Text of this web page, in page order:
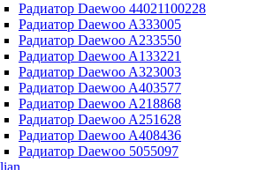
Радиатор Daewoo 44021100228
Радиатор Daewoo A333005
Радиатор Daewoo A233550
Радиатор Daewoo A133221
Радиатор Daewoo A323003
Радиатор Daewoo A403577
Радиатор Daewoo A218868
Радиатор Daewoo A251628
Радиатор Daewoo A408436
Радиатор Daewoo 5055097